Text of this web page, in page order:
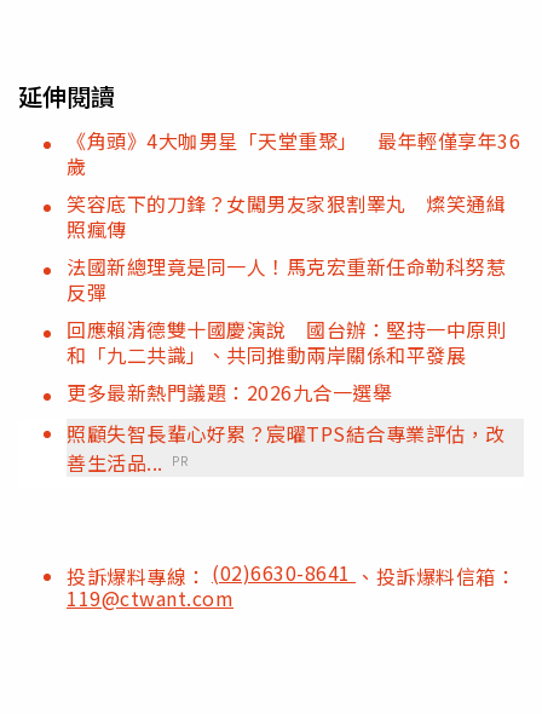
延伸閱讀
《角頭》4大咖男星「天堂重聚」 最年輕僅享年36
歲
笑容底下的刀鋒？女闖男友家狠割睪丸 燦笑通緝
照瘋傳
法國新總理竟是同一人！馬克宏重新任命勒科努惹
反彈
回應賴清德雙十國慶演說 國台辦：堅持一中原則
和「九二共識」、共同推動兩岸關係和平發展
更多最新熱門議題：2026九合一選舉
照顧失智長輩心好累？宸曜TPS結合專業評估，改
善生活品...
PR
投訴爆料專線： (02)6630-8641 、投訴爆料信箱：
119@ctwant.com